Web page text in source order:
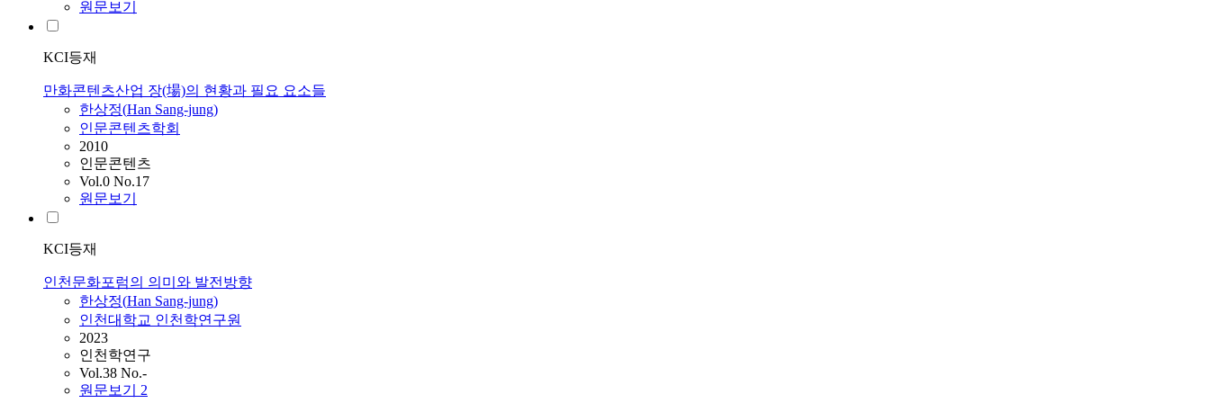
원문보기
KCI등재
만화콘텐츠산업 장(場)의 현황과 필요 요소들
한상정(Han Sang-jung)
인문콘텐츠학회
2010
인문콘텐츠
Vol.0 No.17
원문보기
KCI등재
인천문화포럼의 의미와 발전방향
한상정(Han Sang-jung)
인천대학교 인천학연구원
2023
인천학연구
Vol.38 No.-
원문보기 2